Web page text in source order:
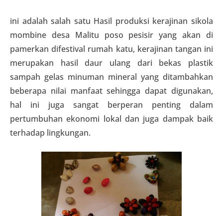
ini adalah salah satu Hasil produksi kerajinan sikola
mombine desa Malitu poso pesisir yang akan di
pamerkan difestival rumah katu, kerajinan tangan ini
merupakan hasil daur ulang dari bekas plastik
sampah gelas minuman mineral yang ditambahkan
beberapa nilai manfaat sehingga dapat digunakan,
hal ini juga sangat berperan penting dalam
pertumbuhan ekonomi lokal dan juga dampak baik
terhadap lingkungan.